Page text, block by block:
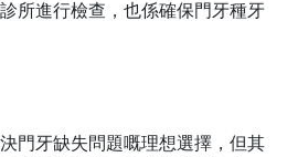
所進行檢查，也係確保門牙種牙
門牙缺失問題嘅理想選擇，但其